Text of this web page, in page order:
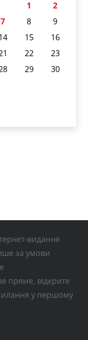
1
2
7 8
9
15
16
22
23
29
30
видання
за умови
пряме, відкрите
у першому